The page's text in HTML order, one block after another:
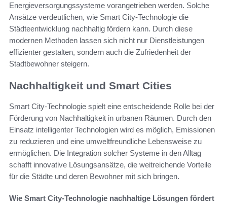
Energieversorgungssysteme vorangetrieben werden. Solche
Ansätze verdeutlichen, wie Smart City-Technologie die
Städteentwicklung nachhaltig fördern kann. Durch diese
modernen Methoden lassen sich nicht nur Dienstleistungen
effizienter gestalten, sondern auch die Zufriedenheit der
Stadtbewohner steigern.
Nachhaltigkeit und Smart Cities
Smart City-Technologie spielt eine entscheidende Rolle bei der
Förderung von Nachhaltigkeit in urbanen Räumen. Durch den
Einsatz intelligenter Technologien wird es möglich, Emissionen
zu reduzieren und eine umweltfreundliche Lebensweise zu
ermöglichen. Die Integration solcher Systeme in den Alltag
schafft innovative Lösungsansätze, die weitreichende Vorteile
für die Städte und deren Bewohner mit sich bringen.
Wie Smart City-Technologie nachhaltige Lösungen fördert